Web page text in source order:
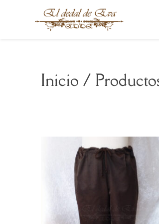
Inicio /